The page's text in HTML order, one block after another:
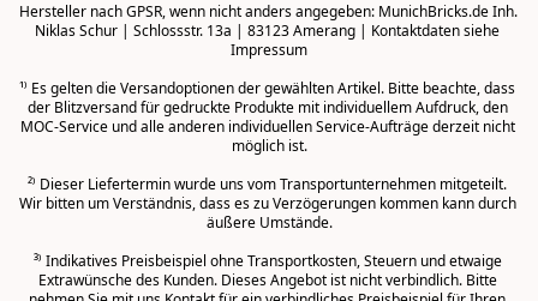
Hersteller nach GPSR, wenn nicht anders angegeben: MunichBricks.de Inh.
Niklas Schur | Schlossstr. 13a | 83123 Amerang | Kontaktdaten siehe
Impressum
¹⁾ Es gelten die Versandoptionen der gewählten Artikel. Bitte beachte, dass
der Blitzversand für gedruckte Produkte mit individuellem Aufdruck, den
MOC-Service und alle anderen individuellen Service-Aufträge derzeit nicht
möglich ist.
²⁾ Dieser Liefertermin wurde uns vom Transportunternehmen mitgeteilt.
Wir bitten um Verständnis, dass es zu Verzögerungen kommen kann durch
äußere Umstände.
³⁾ Indikatives Preisbeispiel ohne Transportkosten, Steuern und etwaige
Extrawünsche des Kunden. Dieses Angebot ist nicht verbindlich. Bitte